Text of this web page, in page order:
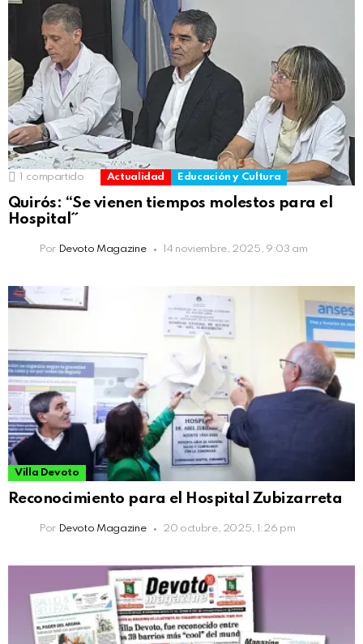
compartido Actualidad Educación y Cultura
Quirós: “Se vienen tiempos molestos para el
Hospital˝
Por Devoto Magazine 14 noviembre, 2025, 9:03 am
Villa Devoto
Reconocimiento para el Hospital Zubizarreta
Por Devoto Magazine 20 octubre, 2025, 1:26 pm